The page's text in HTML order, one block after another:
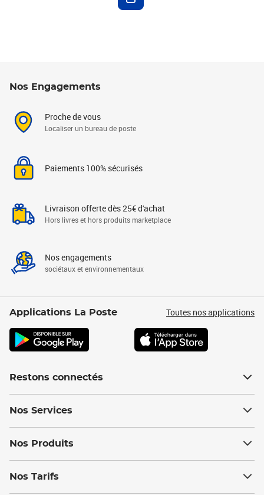
Nos Engagements
Proche de vous
Localiser un bureau de poste
Paiements 100% sécurisés
Livraison offerte dès 25€ d'achat
Hors livres et hors produits marketplace
Nos engagements
sociétaux et environnementaux
Applications La Poste Toutes nos applications
Restons connectés
Nos Services
Nos Produits
Nos Tarifs